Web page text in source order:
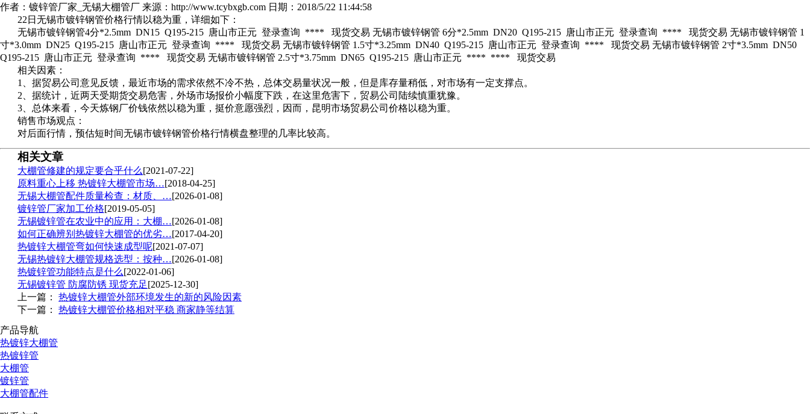
作者：镀锌管厂家_无锡大棚管厂 来源：http://www.tcybxgb.com 日期：2018/5/22 11:44:58
22日无锡市镀锌钢管价格行情以稳为重，详细如下：
无锡市镀锌钢管4分*2.5mm DN15 Q195-215 唐山市正元 登录查询 **** 现货交易 无锡市镀锌钢管 6分*2.5mm DN20 Q195-215 唐山市正元 登录查询 **** 现货交易 无锡市镀锌钢管 1
寸*3.0mm DN25 Q195-215 唐山市正元 登录查询 **** 现货交易 无锡市镀锌钢管 1.5寸*3.25mm DN40 Q195-215 唐山市正元 登录查询 **** 现货交易 无锡市镀锌钢管 2寸*3.5mm DN50
Q195-215 唐山市正元 登录查询 **** 现货交易 无锡市镀锌钢管 2.5寸*3.75mm DN65 Q195-215 唐山市正元 **** **** 现货交易
相关因素：
1、据贸易公司意见反馈，最近市场的需求依然不冷不热，总体交易量状况一般，但是库存量稍低，对市场有一定支撑点。
2、据统计，近两天受期货交易危害，外场市场报价小幅度下跌，在这里危害下，贸易公司陆续慎重犹豫。
3、总体来看，今天炼钢厂价钱依然以稳为重，挺价意愿强烈，因而，昆明市场贸易公司价格以稳为重。
销售市场观点：
对后面行情，预估短时间无锡市镀锌钢管价格行情横盘整理的几率比较高。
相关文章
大棚管修建的规定要合乎什么[2021-07-22]
原料重心上移 热镀锌大棚管市场…[2018-04-25]
无锡大棚管配件质量检查：材质、…[2026-01-08]
镀锌管厂家加工价格[2019-05-05]
无锡镀锌管在农业中的应用：大棚…[2026-01-08]
如何正确辨别热镀锌大棚管的优劣…[2017-04-20]
热镀锌大棚管弯如何快速成型呢[2021-07-07]
无锡热镀锌大棚管规格选型：按种…[2026-01-08]
热镀锌管功能特点是什么[2022-01-06]
无锡镀锌管 防腐防锈 现货充足[2025-12-30]
上一篇： 热镀锌大棚管外部环境发生的新的风险因素
下一篇： 热镀锌大棚管价格相对平稳 商家静等结算
产品导航
热镀锌大棚管
热镀锌管
大棚管
镀锌管
大棚管配件